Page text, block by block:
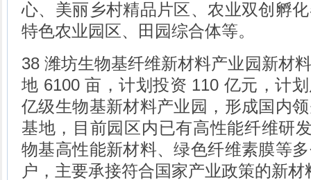
心、美丽乡村精品片区、农业双创孵
特色农业园区、田园综合体等。
38 潍坊生物基纤维新材料产业园新材
地 6100 亩，计划投资 110 亿元，计
亿级生物基新材料产业园，形成国内
基地，目前园区内已有高性能纤维研
物基高性能新材料、绿色纤维素膜等
户，主要承接符合国家产业政策的新